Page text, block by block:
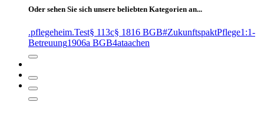
Oder sehen Sie sich unsere beliebten Kategorien an...
.pflegeheim.Test§ 113c§ 1816 BGB#ZukunftspaktPflege1:1-
Betreuung1906a BGB4ataachen